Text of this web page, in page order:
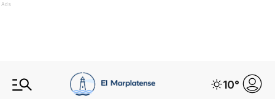
Ads
10°